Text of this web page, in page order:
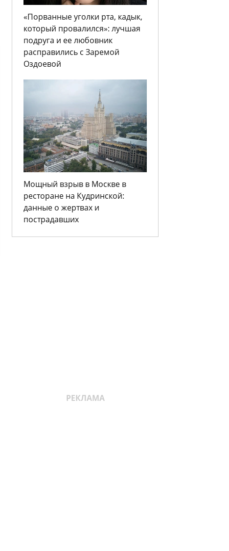
«Порванные уголки рта, кадык,
который провалился»: лучшая
подруга и ее любовник
расправились с Заремой
Оздоевой
Мощный взрыв в Москве в
ресторане на Кудринской:
данные о жертвах и
пострадавших